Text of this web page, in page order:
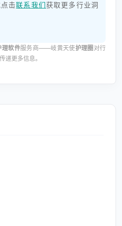
击联系我们获取更多行业洞
理软件服务商——岐黄天使护理圈 对行
递更多信息。